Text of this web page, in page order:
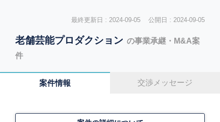
最終更新日 : 2024-09-05 公開日 : 2024-09-05
老舗芸能プロダクション の事業承継・M&A案
件
案件情報 交渉メッセージ